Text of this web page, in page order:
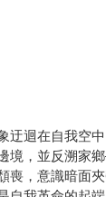
迴在自我空
境，並反溯
，意識暗面